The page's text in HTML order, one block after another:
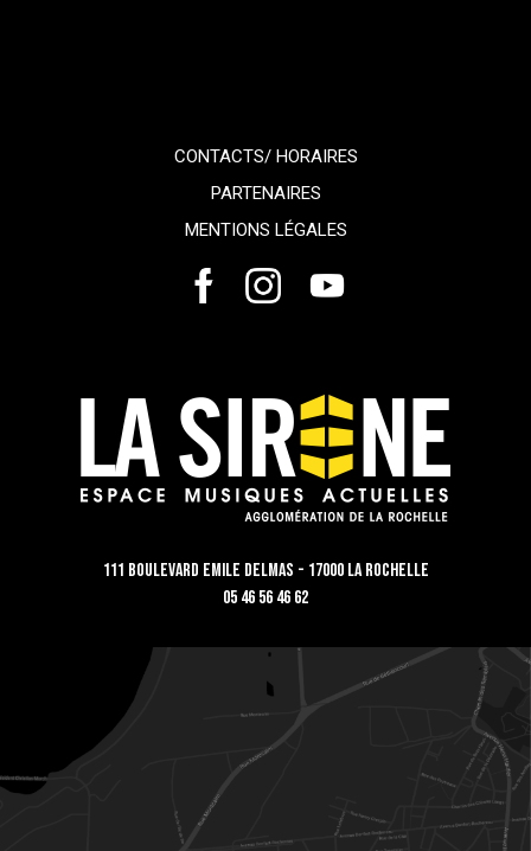
CONTACTS/ HORAIRES
PARTENAIRES
MENTIONS LÉGALES
111 Boulevard Emile Delmas - 17000 La Rochelle
05 46 56 46 62